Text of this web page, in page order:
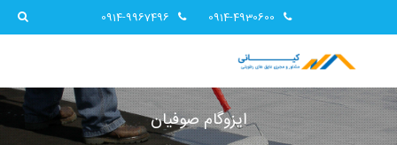
0914-4930600
0914-9967496
ایزوگام صوفیان